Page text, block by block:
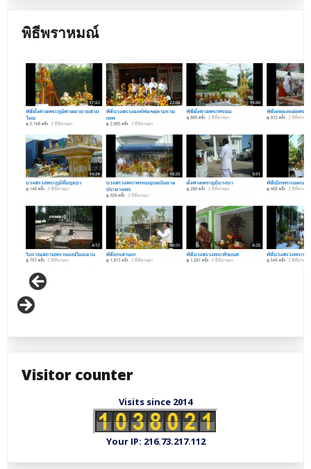
พิธีพราหมณ์
Visitor counter
Visits since 2014
Your IP: 216.73.217.112